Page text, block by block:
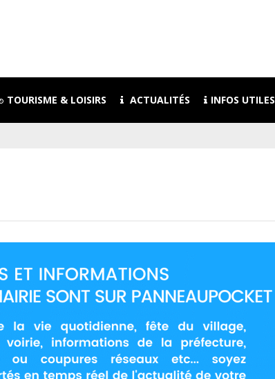
TOURISME & LOISIRS ACTUALITÉS INFOS UTILES